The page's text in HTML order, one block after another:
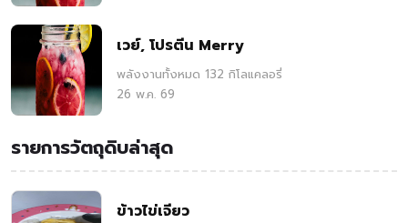
เวย์, โปรตีน Merry
พลังงานทั้งหมด 132 กิโลแคลอรี่
26 พ.ค. 69
รายการวัตถุดิบล่าสุด
ข้าวไข่เจียว